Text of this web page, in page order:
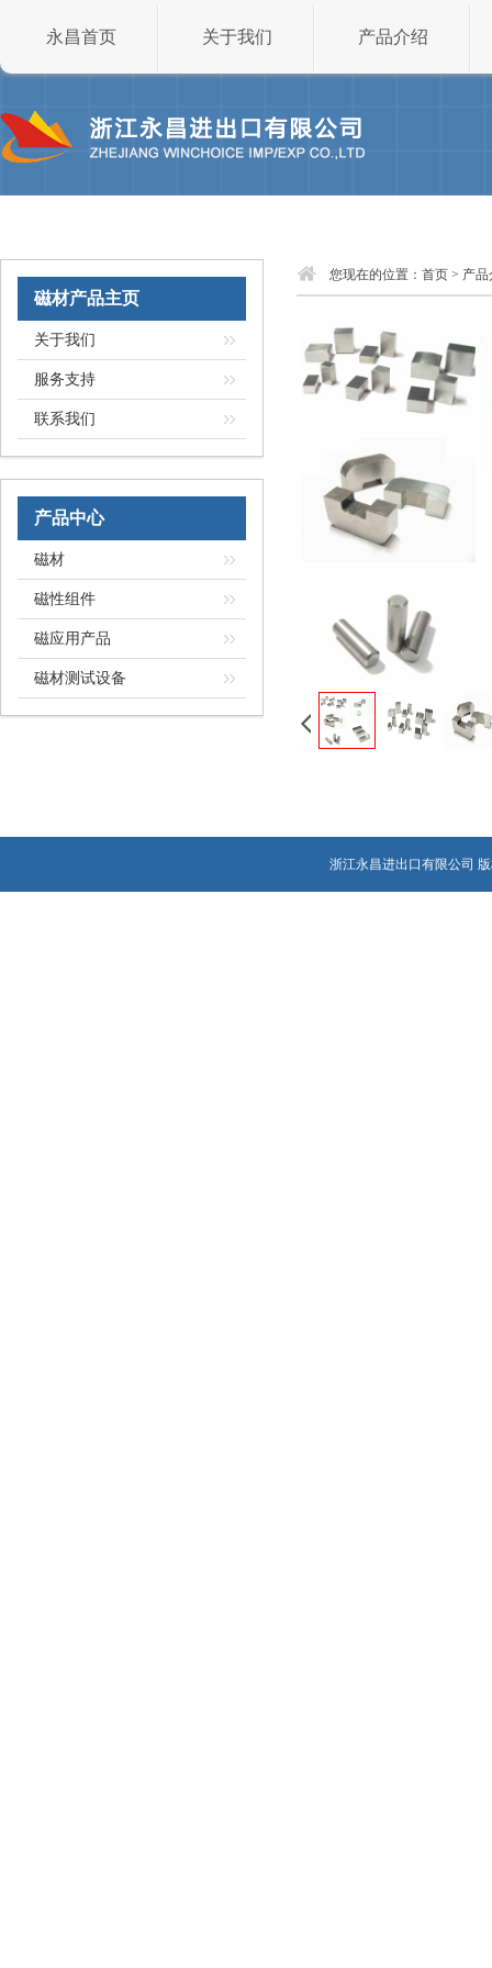
永昌首页 关于我们 产品介绍
磁材产品主页
关于我们
服务支持
联系我们
产品中心
磁材
磁性组件
磁应用产品
磁材测试设备
您现在的位置： 首页 > 产品
浙江永昌进出口有限公司